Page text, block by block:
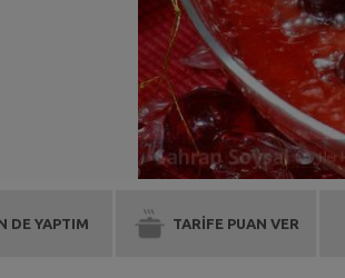
DE YAPTIM TARİFE PUAN VER